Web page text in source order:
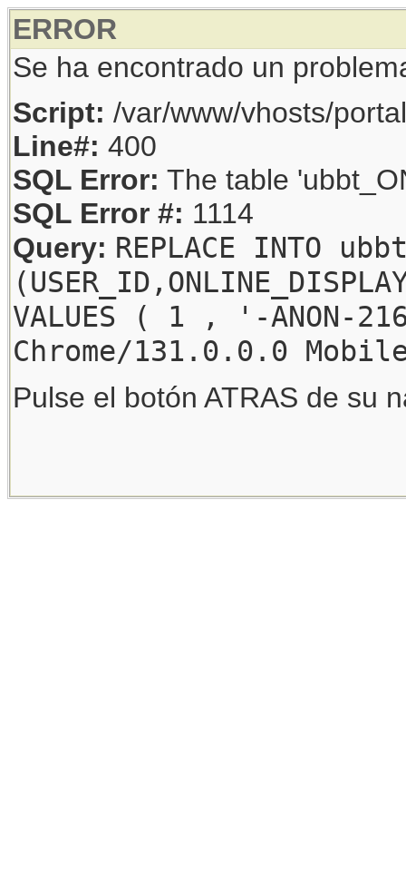
ERROR
Se ha encontrado un
Script: /var/www/vhosts/
Line#: 400
SQL Error: The table
SQL Error #: 1114
Query: REPLACE INTO
VALUES ( 1 , '-
Chrome/131.0.0.0
Pulse el botón ATRAS de su